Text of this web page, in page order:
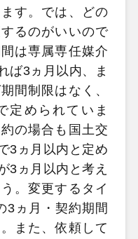
す。では、どの
るのがいいので
は専属専任媒介
ば3ヵ月以内、ま
間制限はなく、
定められていま
の場合も国土交
3ヵ月以内と定め
3ヵ月以内と考え
。変更するタイ
3ヵ月・契約期間
また、依頼して